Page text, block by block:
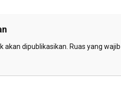
akan dipublikasikan. Ruas yang